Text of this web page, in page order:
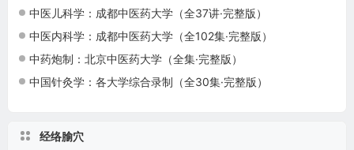
中医儿科学：成都中医药大学（全37讲·完整版）
中医内科学：成都中医药大学（全102集·完整版）
中药炮制：北京中医药大学（全集·完整版）
中国针灸学：各大学综合录制（全30集·完整版）
经络腧穴